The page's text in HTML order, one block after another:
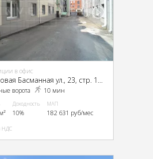
в офис
ворота 10 мин
Доходность
10%
МАП
182 631 руб/мес
НДС